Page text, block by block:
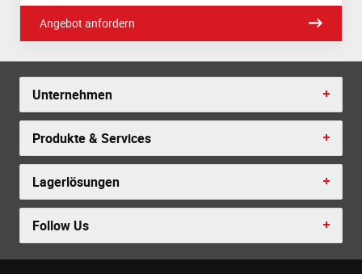
Angebot anfordern
Unternehmen
Produkte & Services
Lagerlösungen
Follow Us